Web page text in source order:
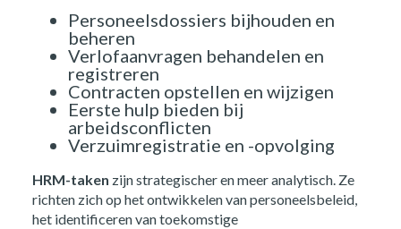
Personeelsdossiers bijhouden en
beheren
Verlofaanvragen behandelen en
registreren
Contracten opstellen en wijzigen
Eerste hulp bieden bij
arbeidsconflicten
Verzuimregistratie en -opvolging
HRM-taken zijn strategischer en meer analytisch. Ze
richten zich op het ontwikkelen van personeelsbeleid,
het identificeren van toekomstige